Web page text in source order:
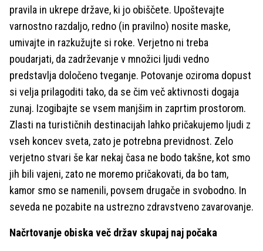
pravila in ukrepe države, ki jo obiščete. Upoštevajte
varnostno razdaljo, redno (in pravilno) nosite maske,
umivajte in razkužujte si roke. Verjetno ni treba
poudarjati, da zadrževanje v množici ljudi vedno
predstavlja določeno tveganje. Potovanje oziroma dopust
si velja prilagoditi tako, da se čim več aktivnosti dogaja
zunaj. Izogibajte se vsem manjšim in zaprtim prostorom.
Zlasti na turističnih destinacijah lahko pričakujemo ljudi z
vseh koncev sveta, zato je potrebna previdnost. Zelo
verjetno stvari še kar nekaj časa ne bodo takšne, kot smo
jih bili vajeni, zato ne moremo pričakovati, da bo tam,
kamor smo se namenili, povsem drugače in svobodno. In
seveda ne pozabite na ustrezno zdravstveno zavarovanje.
Načrtovanje obiska več držav skupaj naj počaka